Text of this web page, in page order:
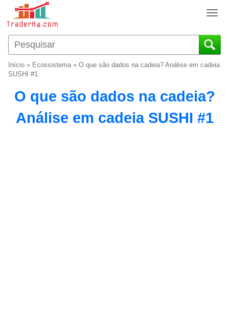
T
g
g
a
Início » Ecossistema» O que são dados na cadeia? Análise em cadeia
SUSHI #1
O que são dados na cadeia?
Análise em cadeia SUSHI #1